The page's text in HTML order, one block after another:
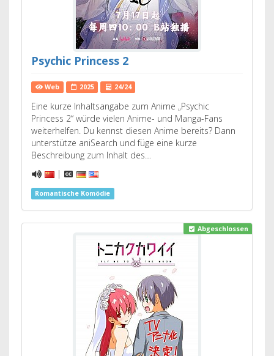
Psychic Princess 2
Web 2025 24/24
Eine kurze Inhaltsangabe zum Anime „Psychic
Princess 2“ würde vielen Anime- und Manga-Fans
weiterhelfen. Du kennst diesen Anime bereits? Dann
unterstütze aniSearch und füge eine kurze
Beschreibung zum Inhalt des…
|
Romantische Komödie
Abgeschlossen